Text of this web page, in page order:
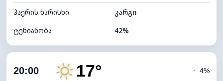
ჰაერის ხარისხი
კარგი
ტენიანობა
42%
ღრუბლიანობა
20:00 17° ◔ 4%